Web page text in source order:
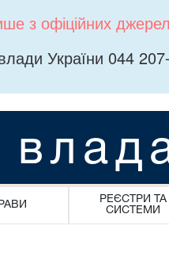
з офіційних джерел
України 044
РЕЄСТРИ ТА
СИСТЕМИ